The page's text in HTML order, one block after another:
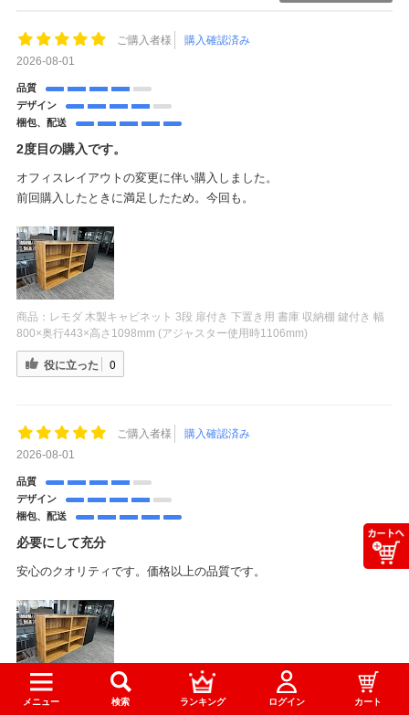
ご購入者様
購入確認済み
2026-08-01
品質
デザイン
梱包、配送
2度目の購入です。
オフィスレイアウトの変更に伴い購入しました。
前回購入したときに満足したため。今回も。
商品： レモダ 木製キャビネット 3段 扉付き 下置き用 書庫 収納棚 鍵付き 幅
800×奥行443×高さ1098mm (アジャスター使用時1106mm)
役に立った 0
ご購入者様
購入確認済み
2026-08-01
品質
デザイン
梱包、配送
必要にして充分
安心のクオリティです。価格以上の品質です。
商品：レモダ 木製キャビネット オープン 3段 上置き・下置き兼用 書庫 収納
棚 幅800×奥行397×高さ1098mm (アジャスター使用時1106mm)
メニュー 検索 ランキング ログイン カート